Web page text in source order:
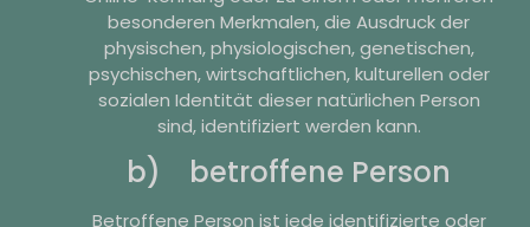
besonderen Merkmalen, die Ausdruck der
physischen, physiologischen, genetischen,
psychischen, wirtschaftlichen, kulturellen oder
sozialen Identität dieser natürlichen Person
sind, identifiziert werden kann.
b) betroffene Person
Betroffene Person ist jede identifizierte oder